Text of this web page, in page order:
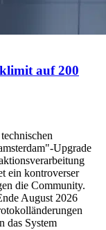
auf 200
Upgrade
ein kontroverser
die Community.
August 2026
das System